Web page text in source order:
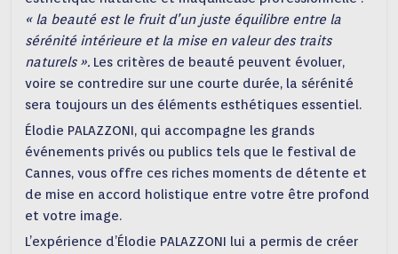
« la beauté est le fruit d’un juste équilibre entre la
sérénité intérieure et la mise en valeur des traits
naturels ». Les critères de beauté peuvent évoluer,
voire se contredire sur une courte durée, la sérénité
sera toujours un des éléments esthétiques essentiel.
Élodie PALAZZONI, qui accompagne les grands
événements privés ou publics tels que le festival de
Cannes, vous offre ces riches moments de détente et
de mise en accord holistique entre votre être profond
et votre image.
L’expérience d’Élodie PALAZZONI lui a permis de créer